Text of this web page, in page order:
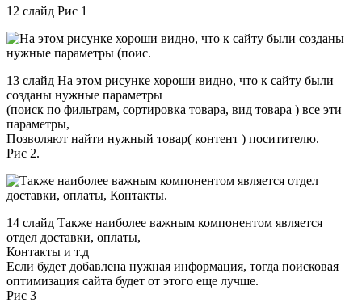
12 слайд Рис 1
13 слайд На этом рисунке хороши видно, что к сайту были
созданы нужные параметры
(поиск по фильтрам, сортировка товара, вид товара ) все эти
параметры,
Позволяют найти нужный товар( контент ) поситителю.
Рис 2.
14 слайд Также наиболее важным компонентом является
отдел доставки, оплаты,
Контакты и т.д
Если будет добавлена нужная информация, тогда поисковая
оптимизация сайта будет от этого еще лучше.
Рис 3